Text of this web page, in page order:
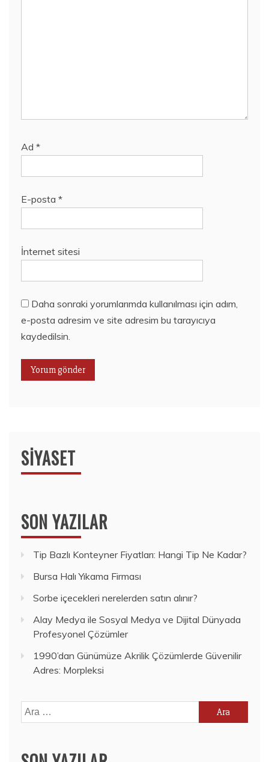
Ad *
E-posta *
İnternet sitesi
Daha sonraki yorumlarımda kullanılması için adım,
e-posta adresim ve site adresim bu tarayıcıya
kaydedilsin.
SIYASET
SON YAZILAR
Tip Bazlı Konteyner Fiyatları: Hangi Tip Ne Kadar?
Bursa Halı Yıkama Firması
Sorbe içecekleri nerelerden satın alınır?
Alay Medya ile Sosyal Medya ve Dijital Dünyada
Profesyonel Çözümler
1990’dan Günümüze Akrilik Çözümlerde Güvenilir
Adres: Morpleksi
Arama: